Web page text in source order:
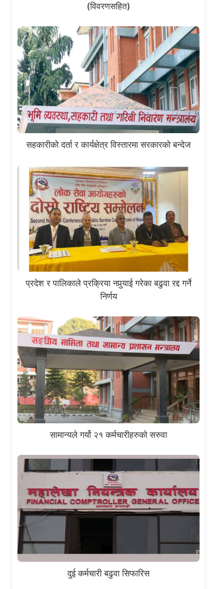
(विवरणसहित)
सहकारीको दर्ता र कार्यक्षेत्र विस्तारमा सरकारको बन्देज
प्रदेश र पालिकाले प्रक्रिया नपुर्‍याई गरेका बढुवा रद्द गर्ने
निर्णय
सामान्यले गर्यो २१ कर्मचारीहरुको सरुवा
दुई कर्मचारी बढुवा सिफारिस